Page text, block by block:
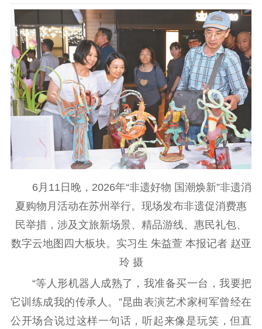
公示公告
通知公告 信息公开制度
信息公开指南
信息公开年度报
告
政策法规
工作动态
理论武装
哲学社科
社科强省 工作通知
成果集萃
江苏文脉
资料下载
新闻宣传
主题宣传 对外宣传
新闻发布
记者之家
品牌栏目
6月11日晚，2026年“非遗好物 国潮焕新”非遗消
夏购物月活动在苏州举行。现场发布非遗促消费惠
民举措，涉及文旅新场景、精品游线、惠民礼包、
数字云地图四大板块。实习生 朱益萱 本报记者 赵亚
玲 摄
“等人形机器人成熟了，我准备买一台，我要把
它训练成我的传承人。”昆曲表演艺术家柯军曾经在
公开场合说过这样一句话，听起来像是玩笑，但直